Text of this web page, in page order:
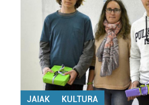
JAIAK KULTURA